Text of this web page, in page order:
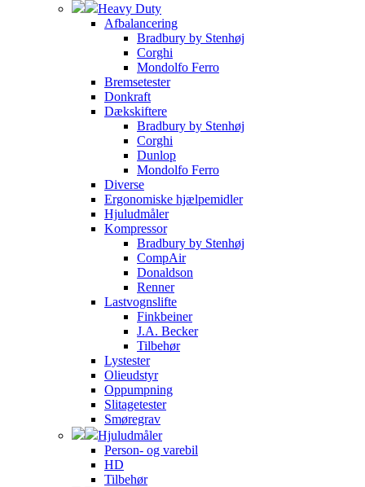
Heavy Duty
Afbalancering
Bradbury by Stenhøj
Corghi
Mondolfo Ferro
Bremsetester
Donkraft
Dækskiftere
Bradbury by Stenhøj
Corghi
Dunlop
Mondolfo Ferro
Diverse
Ergonomiske hjælpemidler
Hjuludmåler
Kompressor
Bradbury by Stenhøj
CompAir
Donaldson
Renner
Lastvognslifte
Finkbeiner
J.A. Becker
Tilbehør
Lystester
Olieudstyr
Oppumpning
Slitagetester
Smøregrav
Hjuludmåler
Person- og varebil
HD
Tilbehør